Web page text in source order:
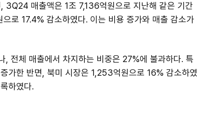
3Q24 매출액은 1조 7,136억원으로 지난해 같은 기간
로 17.4% 감소하였다. 이는 비용 증가와 매출 감소가
전체 매출에서 차지하는 비중은 27%에 불과하다. 특
가한 반면, 북미 시장은 1,253억원으로 16% 감소하였
하였다.